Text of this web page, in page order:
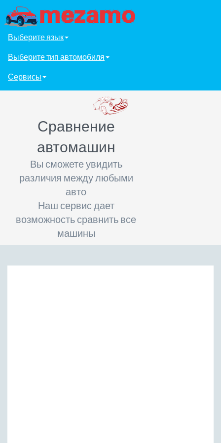
Выберите язык
Выберите тип автомобиля
Сервисы
Сравнение
автомашин
Вы сможете увидить
различия между любыми
авто
Наш сервис дает
возможность сравнить все
машины